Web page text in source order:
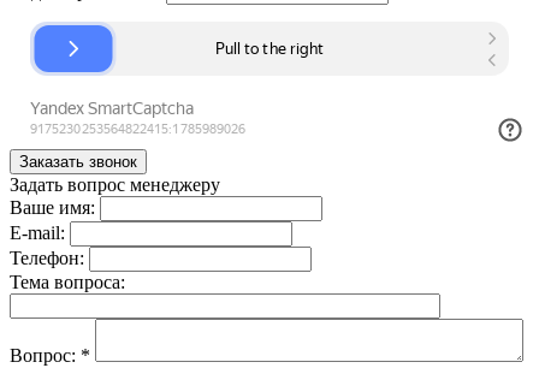
Задать вопрос менеджеру
Ваше имя:
E-mail:
Телефон:
Тема вопроса:
Вопрос: *